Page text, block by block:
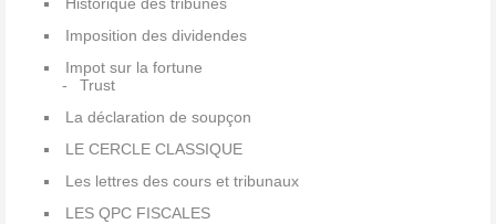
Imposition des dividendes
Impot sur la fortune
Trust
La déclaration de soupçon
LE CERCLE CLASSIQUE
Les lettres des cours et tribunaux
LES QPC FISCALES